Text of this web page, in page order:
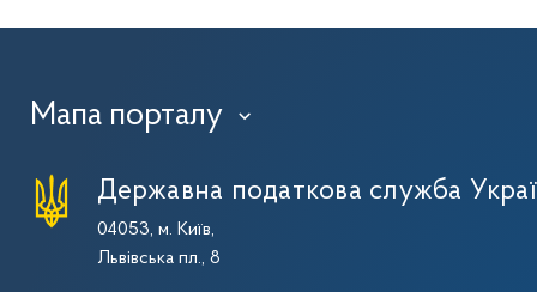
Мапа порталу ›
Державна податкова служба
04053, м. Київ,
Львівська пл., 8